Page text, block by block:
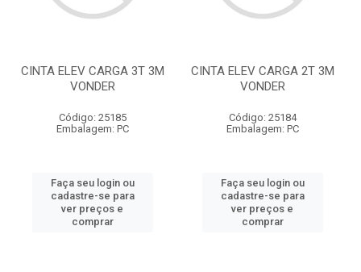
CINTA ELEV CARGA 3T 3M
VONDER
Código: 25185
Embalagem: PC
Faça seu login ou
cadastre-se para
ver preços e
comprar
CINTA ELEV CARGA 2T 3M
VONDER
Código: 25184
Embalagem: PC
Faça seu login ou
cadastre-se para
ver preços e
comprar